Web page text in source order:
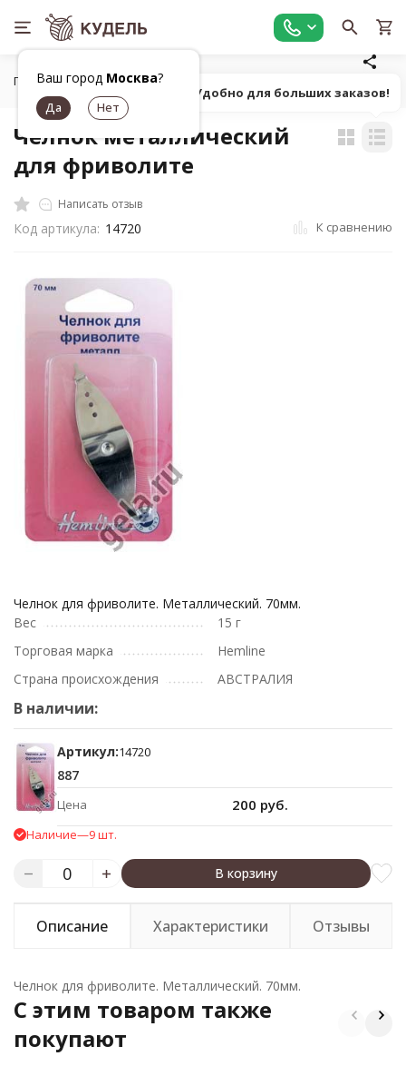
Ваш город Москва?
Главная Плетение
Челнок металлический
для фриволите
Написать отзыв
Код артикула: 14720 К сравнению
Челнок для фриволите. Металлический. 70мм.
Вес
15 г
Торговая марка
Hemline
Страна происхождения
АВСТРАЛИЯ
В наличии:
Артикул:14720
887
Цена 200 руб.
Наличие—9 шт.
В корзину
Описание Характеристики Отзывы
Челнок для фриволите. Металлический. 70мм.
C этим товаром также
покупают
Попробуй! Удобно для больших заказов!